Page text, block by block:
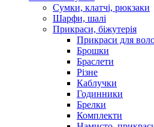
Сумки, клатчі, рюкзаки
Шарфи, шалі
Прикраси, біжутерія
Прикраси для
Брошки
Браслети
Різне
Каблучки
Годинники
Брелки
Комплекти